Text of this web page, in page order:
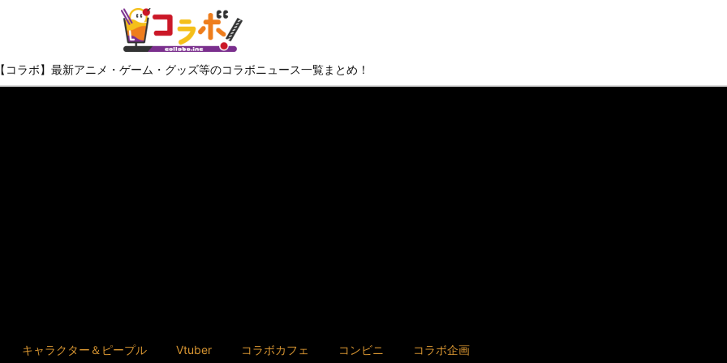
【コラボ】最新アニメ・ゲーム・グッズ等のコラボニュース一覧まとめ！
キャラクター＆ピープル Vtuber コラボカフェ コンビニ コラボ企画